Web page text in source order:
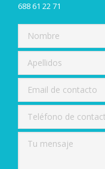
688 61 22 71